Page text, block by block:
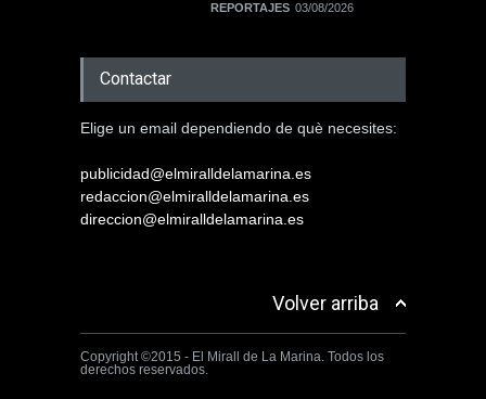
REPORTAJES 03/08/2026
Contactar
Elige un email dependiendo de què necesites:
publicidad@elmiralldelamarina.es
redaccion@elmiralldelamarina.es
direccion@elmiralldelamarina.es
Volver arriba
Copyright ©2015 - El Mirall de La Marina. Todos los
derechos reservados.